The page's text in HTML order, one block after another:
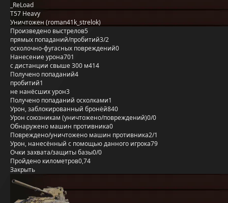
_ReLoad
T57 Heavy
Уничтожен (roman41k_strelok)
Произведено выстрелов5
прямых попаданий/пробитий3/2
осколочно-фугасных повреждений0
Нанесение урона701
с дистанции свыше 300 м414
Получено попаданий4
пробитий1
не нанёсших урон3
Получено попаданий осколками1
Урон, заблокированный бронёй840
Урон союзникам (уничтожено/повреждений)0/0
Обнаружено машин противника0
Повреждено/уничтожено машин противника2/1
Урон, нанесённый с помощью данного игрока79
Очки захвата/защиты базы0/0
Пройдено километров0,74
Закрыть